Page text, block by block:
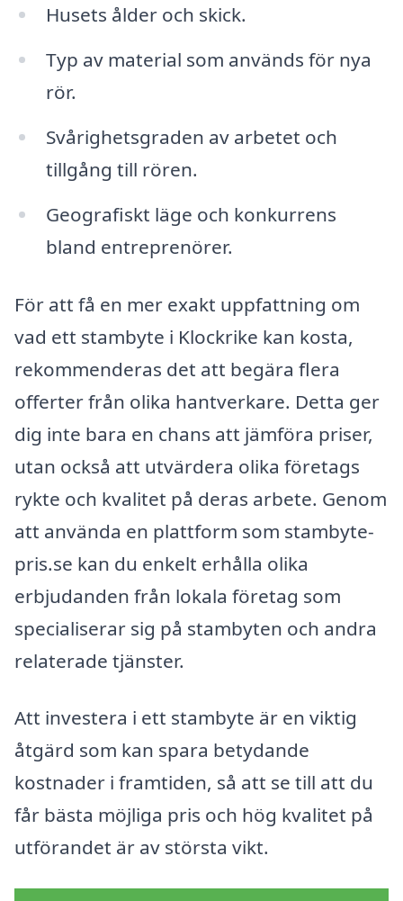
Husets ålder och skick.
Typ av material som används för nya
rör.
Svårighetsgraden av arbetet och
tillgång till rören.
Geografiskt läge och konkurrens
bland entreprenörer.
För att få en mer exakt uppfattning om
vad ett stambyte i Klockrike kan kosta,
rekommenderas det att begära flera
offerter från olika hantverkare. Detta ger
dig inte bara en chans att jämföra priser,
utan också att utvärdera olika företags
rykte och kvalitet på deras arbete. Genom
att använda en plattform som stambyte-
pris.se kan du enkelt erhålla olika
erbjudanden från lokala företag som
specialiserar sig på stambyten och andra
relaterade tjänster.
Att investera i ett stambyte är en viktig
åtgärd som kan spara betydande
kostnader i framtiden, så att se till att du
får bästa möjliga pris och hög kvalitet på
utförandet är av största vikt.